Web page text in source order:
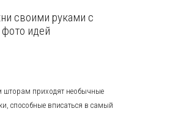
своими руками с
идей
шторам приходят необычные
способные вписаться в самый